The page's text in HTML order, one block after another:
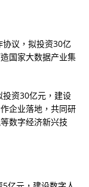
议，拟投资30亿
国家大数据产业集
资30亿元，建设
企业落地，共同研
数字经济新兴技